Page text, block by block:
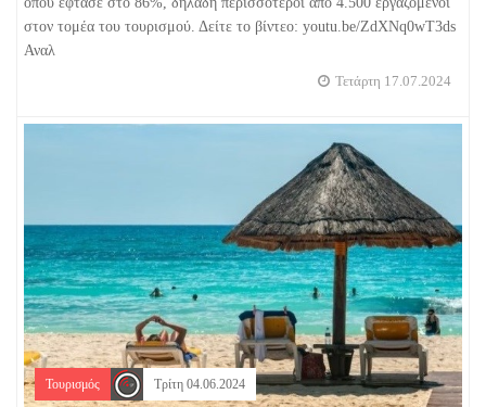
στον τομέα του τουρισμού. Δείτε το βίντεο: youtu.be/ZdXNq0wT3ds
Αναλ
Τετάρτη 17.07.2024
Τουρισμός Τρίτη 04.06.2024